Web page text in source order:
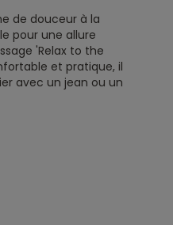
de douceur à la
pour une allure
'Relax to the
et pratique, il
avec un jean ou un